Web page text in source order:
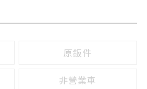
有
原鈑件
非營業車